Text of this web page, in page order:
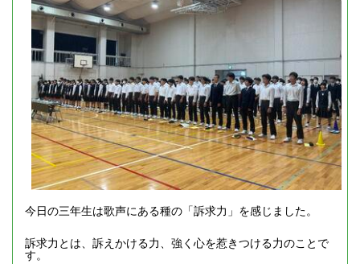
今日の三年生は歌声にある種の「訴求力」を感じました。
訴求力とは、訴えかける力、強く心を惹きつける力のことで
す。